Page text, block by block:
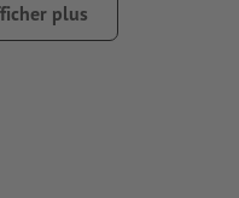
d'orthographe et de syntaxe
plus